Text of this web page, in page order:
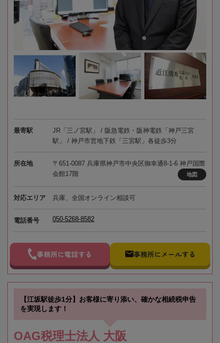
最寄駅
JR「三ノ宮駅」 / 阪急電鉄・阪神電鉄「神戸三宮
駅」 / 神戸市営地下鉄「三宮駅」各徒歩3分
所在地
〒651-0087 兵庫県神戸市中央区御幸通8-1-6 神戸国際
会館17階
地図
対応エリア 兵庫、全国オンライン相談可
電話番号 050-5268-8582
事務所に電話する 事務所にメールする
【江坂駅徒歩1分】お客様に寄り添い、確かな相続税申告
を実現します！
OAG税理士法人 大阪